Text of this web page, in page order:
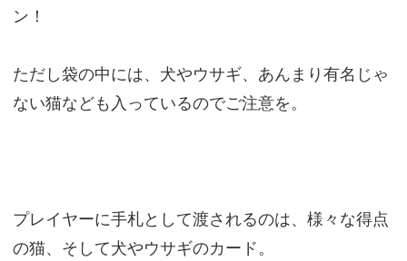
ン！
ただし袋の中には、犬やウサギ、あんまり有名じゃ
ない猫なども入っているのでご注意を。
プレイヤーに手札として渡されるのは、様々な得点
の猫、そして犬やウサギのカード。